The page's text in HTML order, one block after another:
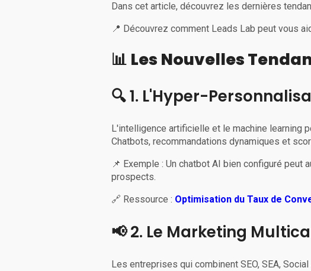
Dans cet article, découvrez les dernières
📍 Découvrez comment Leads Lab peut vous
📊 Les Nouvelles
🔍 1. L'Hyper-
L'intelligence artificielle et le machine
Chatbots, recommandations dynamiques et
📌 Exemple : Un chatbot AI bien configuré
prospects.
🔗 Ressource : Optimisation du Taux de
📢 2. Le Marketing
Les entreprises qui combinent SEO, SEA,